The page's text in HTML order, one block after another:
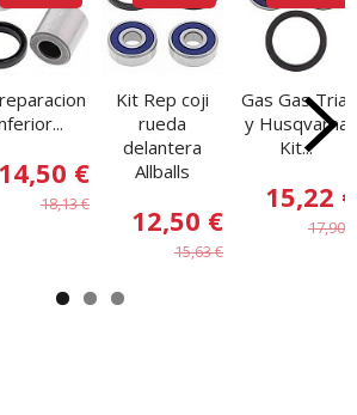
14,50 €
18,13 €
Kit Rep coji
rueda
delantera
Allballs
12,50 €
15,63 €
Gas Gas Trial
y Husqvarna
Kit...
15,22 €
17,90 €